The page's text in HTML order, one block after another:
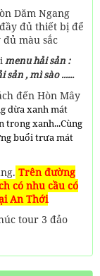
Dăm Ngang
đủ thiết bị để
màu sắc
menu hải sản :
sản , mì sào ......
đến Hòn Mây
dừa xanh mát
trong xanh...Cùng
buổi trưa mát
Trên đường
có nhu cầu có
An Thới
tour 3 đảo